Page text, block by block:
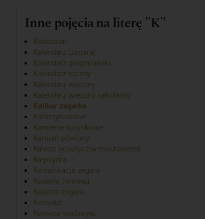
Inne pojęcia na literę "K"
Kaboszon
Kalendarz (zegara)
Kalendarz gregoriański
Kalendarz roczny
Kalendarz wieczny
Kalendarz wieczny sekularny
Kaliber zegarka
Kameryzowanie
Kamienie łożyskowe
Kamień oliwiony
Kinetic (kinetyczny mechanizm)
Klepsydra
Komplikacja zegara
Koperta tonneau
Koperta zegara
Koronka
Kotwica wychwytu